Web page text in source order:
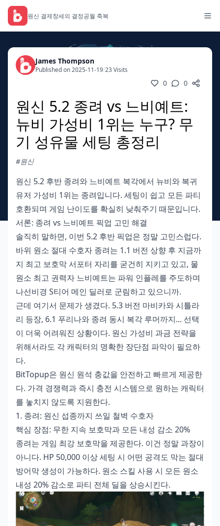
원신 결제창세의 결정공월 축복
James Thompson
Published on 2025-11-19/23 Visits
0 0
원신 5.2 종려 vs 느비예트:
뉴비 가성비 1위는 누구? 무
기 성유물 세팅 총정리
#원신
원신 5.2 후반 종려와 느비예트 복각에서 뉴비와 복귀
유저 가성비 1위는 종려입니다. 세팅이 쉽고 모든 파티
호환되며 게임 난이도를 확실히 낮춰주기 때문입니다.
서론: 종려 vs 느비예트 픽업 고민 해결
솔직히 말하면, 이번 5.2 후반 픽업은 정말 고민스럽다.
바위 원소 절대 수호자 종려는 1.1 버전 상향 후 지금까
지 최고 보호막 서포터 자리를 굳건히 지키고 있고, 물
원소 최고 권력자 느비예트는 파워 인플레를 주도하며
나선비경 S티어 메인 딜러로 군림하고 있으니까.
근데 여기서 문제가 생겼다. 5.3 버전 마비카와 시틀라
리 등장, 6.1 푸리나와 종려 동시 복각 루머까지... 선택
이 더욱 어려워진 상황이다. 원신 가성비 과금 전략을
위해서라도 각 캐릭터의 명확한 장단점 파악이 필요하
다.
BitTopup은 원신 원석 충값을 안전하고 빠르게 제공한
다. 가격 경쟁력과 즉시 충전 시스템으로 원하는 캐릭터
를 놓치지 않도록 지원한다.
1. 종려: 원신 섭종까지 쓰일 철벽 수호자
핵심 장점: 무한 지속 보호막과 모든 내성 감소 20%
종려는 게임 최강 보호막을 제공한다. 이건 정말 과장이
아니다. HP 50,000 이상 세팅 시 어떤 공격도 막는 절대
방어막 생성이 가능하다. 원소 스킬 사용 시 모든 원소
내성 20% 감소로 파티 전체 딜을 상승시킨다.